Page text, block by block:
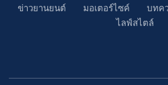
ข่าวยานยนต์ มอเตอร์ไซค์ บทค
ไลฟ์สไตล์